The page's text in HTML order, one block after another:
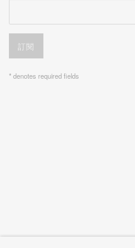
訂閱
* denotes required fields